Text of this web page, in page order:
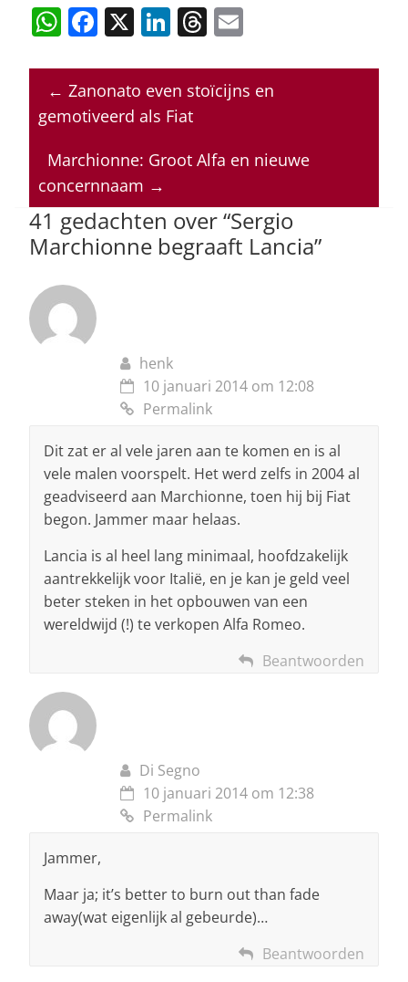
W
h
at
s
p
p
F
a
c
e
o
o
k
X Li
n
k
e
n
T
h
re
a
s
ai
l
← Zanonato even stoïcijns en
gemotiveerd als Fiat
Marchionne: Groot Alfa en nieuwe
concernnaam →
41 gedachten over “Sergio
Marchionne begraaft Lancia”
henk
10 januari 2014 om 12:08
Permalink
Dit zat er al vele jaren aan te komen en is al
vele malen voorspelt. Het werd zelfs in 2004 al
geadviseerd aan Marchionne, toen hij bij Fiat
begon. Jammer maar helaas.
Lancia is al heel lang minimaal, hoofdzakelijk
aantrekkelijk voor Italië, en je kan je geld veel
beter steken in het opbouwen van een
wereldwijd (!) te verkopen Alfa Romeo.
Beantwoorden
Di Segno
10 januari 2014 om 12:38
Permalink
Jammer,
Maar ja; it’s better to burn out than fade
away(wat eigenlijk al gebeurde)…
Beantwoorden